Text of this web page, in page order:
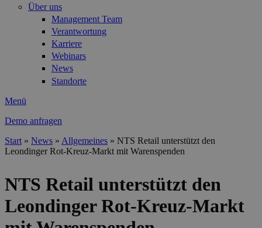
Über uns
Management Team
Verantwortung
Karriere
Webinars
News
Standorte
Menü
Demo anfragen
Sie sind hier
Start » News » Allgemeines » NTS Retail unterstützt den
Leondinger Rot-Kreuz-Markt mit Warenspenden
NTS Retail unterstützt den
Leondinger Rot-Kreuz-Markt